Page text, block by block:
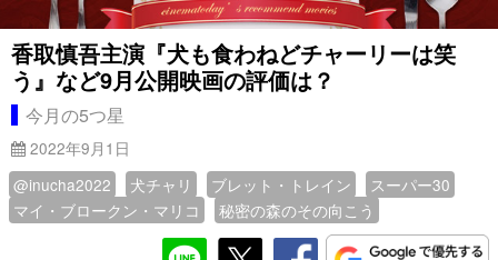
香取慎吾主演『犬も食わねどチャーリーは笑
う』など9月公開映画の評価は？
今月の5つ星
2022年9月1日
@inucha2022
犬チャリ ブレット・トレイン
スーパー30
マイ・ブロークン・マリコ
秘密の森のその向こう